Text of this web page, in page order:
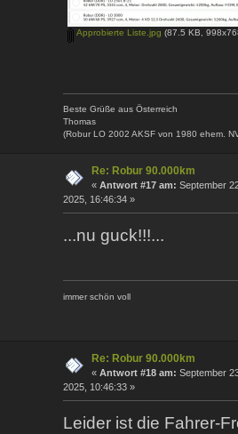
Approbierte Liste.jpg (87.5 KB,
Beste Grüße aus Österreich
Thomas
(Robur LO 2002 AKSF von 1980 ehem.
Re: Robur 90.000km
« Antwort #17 am: September
2025, 16:46:34 »
...nu guck!!!...
immer schön voll
Re: Robur 90.000km
« Antwort #18 am: September
2025, 10:46:33 »
Leider ist die Fahrer-